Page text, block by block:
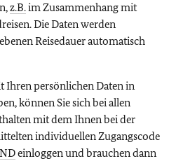
z.B.im Zusammenhang mit
Die Daten werden
Reisedauer automatisch
Ihren persönlichen Daten in
können Sie sich bei allen
mit dem Ihnen bei der
individuellen Zugangscode
einloggen und brauchen dann